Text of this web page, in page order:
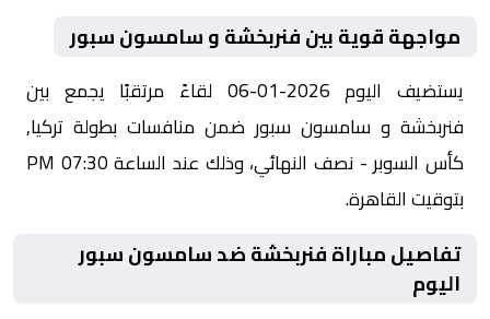
مواجهة قوية بين فنربخشة و سامسون سبور
يستضيف اليوم 2026-01-06 لقاءً مرتقبًا يجمع بين
فنربخشة و سامسون سبور ضمن منافسات بطولة تركيا,
كأس السوبر - نصف النهائي، وذلك عند الساعة 07:30 PM
بتوقيت القاهرة.
تفاصيل مباراة فنربخشة ضد سامسون سبور
اليوم